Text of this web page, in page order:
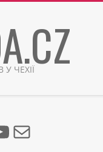
ЧЕХІЇ
Mail